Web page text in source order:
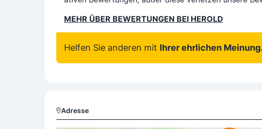
MEHR ÜBER BEWERTUNGEN BEI HEROLD
Helfen Sie anderen mit Ihrer ehrlichen
Adresse